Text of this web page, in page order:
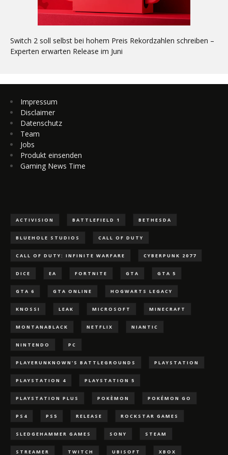
Switch 2 soll selbst bei hohem Preis Rekordzahlen schreiben –
Experten erwarten Release im Juni
Impressum
Disclaimer
Datenschutz
Team
Jobs
Produkt einsenden
Gaming News Time
ACTIVISION BATTLEFIELD 1 BETHESDA
BLUEHOLE STUDIOS CALL OF DUTY
CALL OF DUTY: INFINITE WARFARE CYBERPUNK 2077
DICE EA FORTNITE GTA GTA 5
GTA 6 GTA ONLINE HOGWARTS LEGACY
KNOSSI LEAK MICROSOFT MINECRAFT
MONTANABLACK NETFLIX NIANTIC
NINTENDO PC
PLAYERUNKNOWN'S BATTLEGROUNDS PLAYSTATION
PLAYSTATION 4 PLAYSTATION 5
PLAYSTATION PLUS POKÈMON POKÉMON GO
PS4 PS5 RELEASE ROCKSTAR GAMES
SLEDGEHAMMER GAMES SONY STEAM
STREAMER TWITCH UBISOFT XBOX